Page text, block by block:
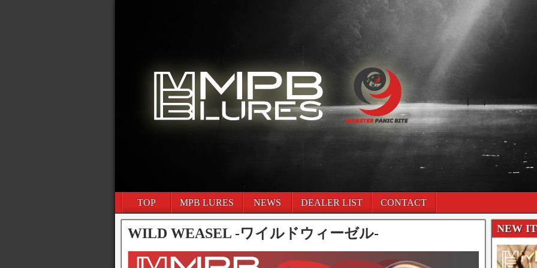
TOP MPB LURES NEWS DEALER LIST CONTACT
WILD WEASEL -ワイルドウィーゼル- NEW